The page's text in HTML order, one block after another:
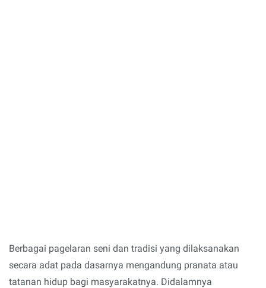
Berbagai pagelaran seni dan tradisi yang dilaksanakan
secara adat pada dasarnya mengandung pranata atau
tatanan hidup bagi masyarakatnya. Didalamnya